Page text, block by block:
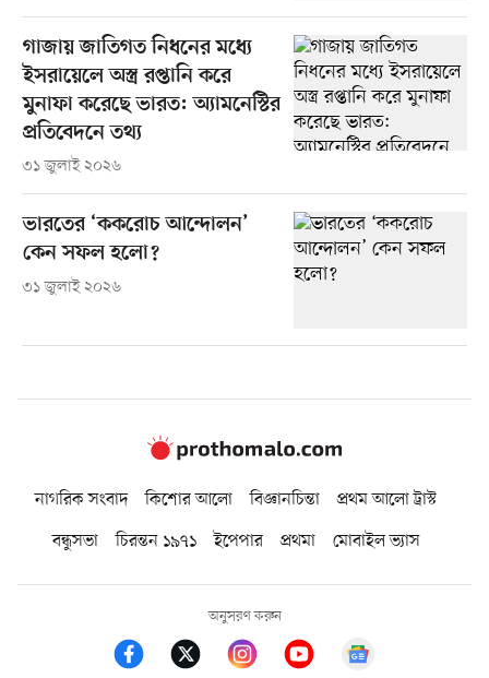
গাজায় জাতিগত নিধনের মধ্যে
ইসরায়েলে অস্ত্র রপ্তানি করে
মুনাফা করেছে ভারত: অ্যামনেস্টির
প্রতিবেদনে তথ্য
৩১ জুলাই ২০২৬
ভারতের ‘ককরোচ আন্দোলন’
কেন সফল হলো?
৩১ জুলাই ২০২৬
নাগরিক সংবাদ কিশোর আলো বিজ্ঞানচিন্তা
প্রথম আলো ট্রাস্ট
বন্ধুসভা
চিরন্তন ১৯৭১ ইপেপার প্রথমা মোবাইল ভ্যাস
অনুসরণ করুন